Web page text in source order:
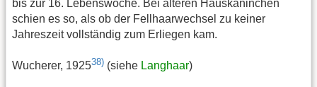
bis zur 16. Lebenswoche. Bei älteren Hauskaninchen
schien es so, als ob der Fellhaarwechsel zu keiner
Jahreszeit vollständig zum Erliegen kam.
Wucherer, 192538) (siehe Langhaar)